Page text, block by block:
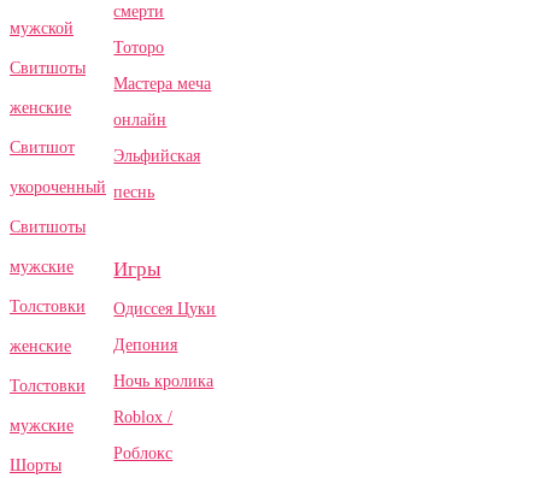
мужской
Свитшоты
женские
Свитшот
укороченный
Свитшоты
мужские
Толстовки
женские
Толстовки
мужские
Шорты
смерти
Тоторо
Мастера меча
онлайн
Эльфийская
песнь
Игры
Одиссея Цуки
Депония
Ночь кролика
Roblox /
Роблокс